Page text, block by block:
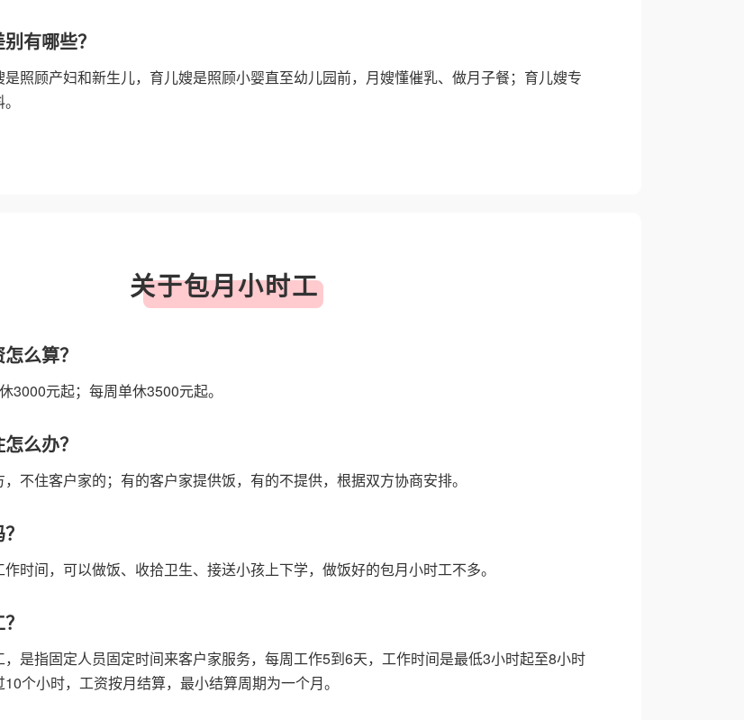
有哪些？
照顾产妇和新生儿，育儿嫂是照顾小婴直至幼儿园前，月嫂懂催乳、做月子餐；育儿嫂专
关于包月小时工
么算？
3000元起；每周单休3500元起。
么办？
不住客户家的；有的客户家提供饭，有的不提供，根据双方协商安排。
时间，可以做饭、收拾卫生、接送小孩上下学，做饭好的包月小时工不多。
是指固定人员固定时间来客户家服务，每周工作5到6天，工作时间是最低3小时起至8小时
个小时，工资按月结算，最小结算周期为一个月。